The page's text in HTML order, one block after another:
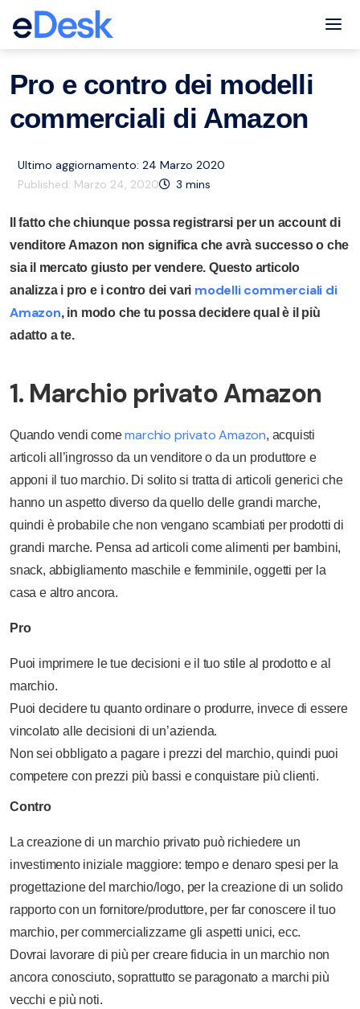
eCommerce Support Central
Pro e contro dei modelli
commerciali di Amazon
Ultimo aggiornamento: 24 Marzo 2020
Published: Marzo 24, 2020 3 mins
Il fatto che chiunque possa registrarsi per un account di
venditore Amazon non significa che avrà successo o che
sia il mercato giusto per vendere. Questo articolo
analizza i pro e i contro dei vari modelli commerciali di
Amazon, in modo che tu possa decidere qual è il più
adatto a te.
1. Marchio privato Amazon
Quando vendi comemarchio privato Amazon, acquisti
articoli all’ingrosso da un venditore o da un produttore e
apponi il tuo marchio. Di solito si tratta di articoli generici che
hanno un aspetto diverso da quello delle grandi marche,
quindi è probabile che non vengano scambiati per prodotti di
grandi marche. Pensa ad articoli come alimenti per bambini,
snack, abbigliamento maschile e femminile, oggetti per la
casa e altro ancora.
Pro
Puoi imprimere le tue decisioni e il tuo stile al prodotto e al
marchio.
Puoi decidere tu quanto ordinare o produrre, invece di essere
vincolato alle decisioni di un’azienda.
Non sei obbligato a pagare i prezzi del marchio, quindi puoi
competere con prezzi più bassi e conquistare più clienti.
Contro
La creazione di un marchio privato può richiedere un
investimento iniziale maggiore: tempo e denaro spesi per la
progettazione del marchio/logo, per la creazione di un solido
rapporto con un fornitore/produttore, per far conoscere il tuo
marchio, per commercializzarne gli aspetti unici, ecc.
Dovrai lavorare di più per creare fiducia in un marchio non
ancora conosciuto, soprattutto se paragonato a marchi più
vecchi e più noti.